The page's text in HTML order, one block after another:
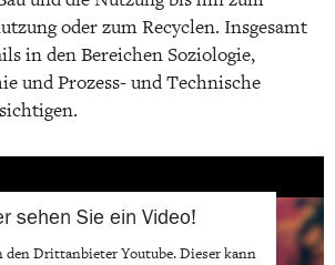
oder zum Recyclen. Insgesamt
in den Bereichen Soziologie,
und Prozess- und Technische
sehen Sie ein Video!
den DrittanbieterYoutube. Dieser kann